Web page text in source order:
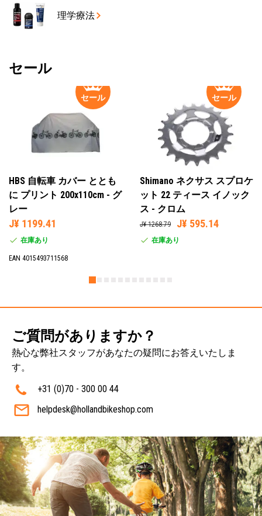
理学療法
セール
セール
HBS 自転車 カバー ととも
に プリント 200x110cm - グ
レー
J¥ 1199.41
在庫あり
EAN 4015493711568
セール
Shimano ネクサス スプロケ
ット 22 ティース イノック
ス - クロム
J¥ 1268.79 J¥ 595.14
在庫あり
ご質問がありますか？
熱心な弊社スタッフがあなたの疑問にお答えいたしま
す。
+31 (0)70 - 300 00 44
helpdesk@hollandbikeshop.com